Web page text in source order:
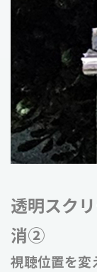
透明スク
消②
視聴位置を変